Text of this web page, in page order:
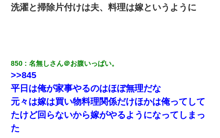
【画像】女上司(30)「終電なくなったね…部屋くる？」ワイ「行
きます！」
私（23）冗談のつもりで上司（27）に胸を揉ませた結果・・・
３２歳俺「ずっと好きでした！！付き合って下さい！」 ２５歳
彼女「うん！！絶対幸せになろうね！！！！」 → ７年後ｗｗ
ｗｗｗ
洗濯と掃除片付けは夫、料理は嫁というように
850 名無しさん＠お腹いっぱい。
>>845
平日は俺が家事やるのはほぼ無理だな
元々は嫁は買い物料理関係だけほかは俺ってして
たけど回らないから嫁がやるようになってしまっ
た